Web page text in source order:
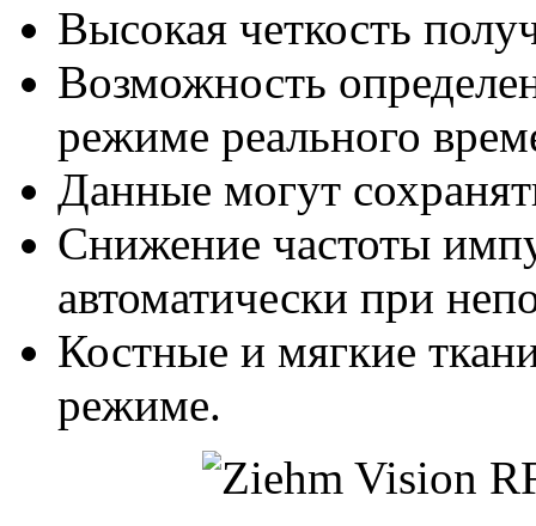
Высокая четкость
Возможность
режиме реального
Данные могут
Снижение частоты
автоматически при
Костные и мягкие
режиме.